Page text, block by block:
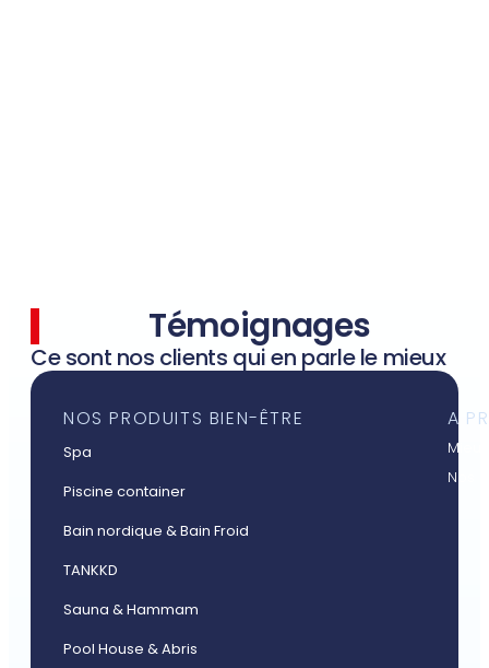
Témoignages
Ce sont nos clients qui en parle le mieux
NOS PRODUITS BIEN-ÊTRE
Spa
Piscine container
Bain nordique & Bain Froid
TANKKD
Sauna & Hammam
Pool House & Abris
A
Nos